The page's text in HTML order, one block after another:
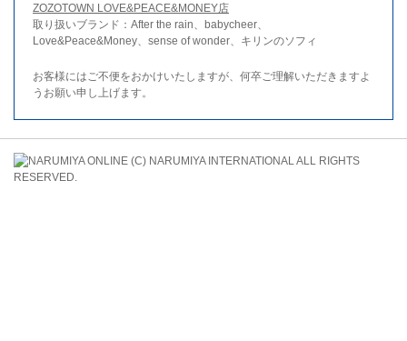
ZOZOTOWN LOVE&PEACE&MONEY店
取り扱いブランド：After the rain、babycheer、
Love&Peace&Money、sense of wonder、キリンのソフィ
お客様にはご不便をおかけいたしますが、何卒ご理解いただきますよ
うお願い申し上げます。